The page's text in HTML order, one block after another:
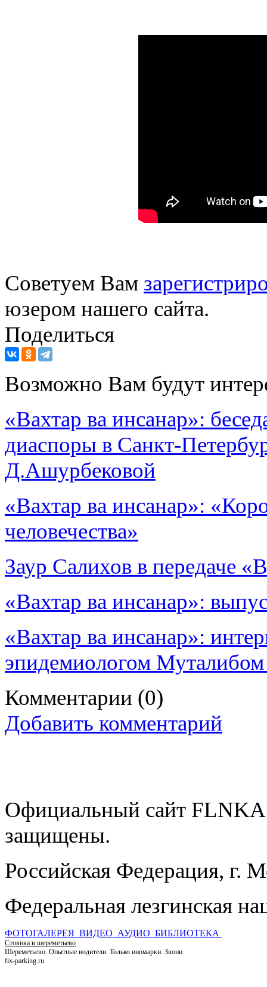
Советуем Вам
юзером нашего сайта.
Поделиться
Возможно Вам будут
«Вахтар ва инсанар»:
диаспоры в Санкт-
Д.Ашурбековой
«Вахтар ва инсанар»:
человечества»
Заур Салихов в передаче
«Вахтар ва инсанар»:
«Вахтар ва инсанар»:
эпидемиологом
Комментарии (0)
Добавить комментарий
Официальный сайт
защищены.
Российская Федерация, г.
Федеральная лезгинская
ФОТОГАЛЕРЕЯ ВИДЕО АУДИО БИБЛИОТЕКА
Стоянка в шереметьево
Шереметьево. Опытные водители. Только иномарки. Звони
fix-parking.ru